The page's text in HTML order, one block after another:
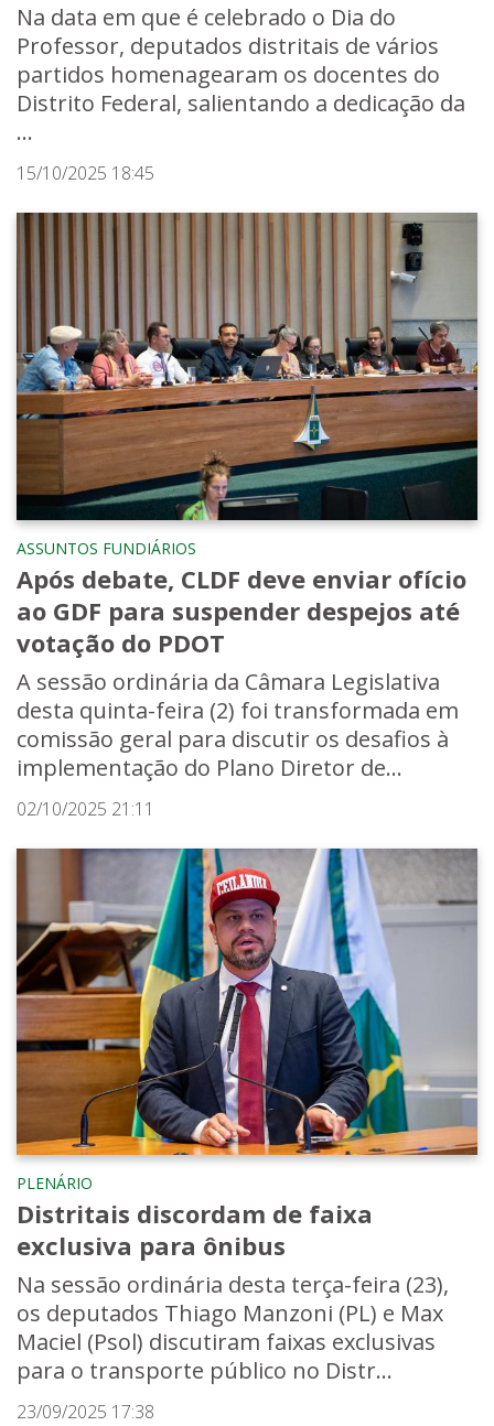
Na data em que é celebrado o Dia do
Professor, deputados distritais de vários
partidos homenagearam os docentes do
Distrito Federal, salientando a dedicação da
...
15/10/2025 18:45
ASSUNTOS FUNDIÁRIOS
Após debate, CLDF deve enviar ofício
ao GDF para suspender despejos até
votação do PDOT
A sessão ordinária da Câmara Legislativa
desta quinta-feira (2) foi transformada em
comissão geral para discutir os desafios à
implementação do Plano Diretor de...
02/10/2025 21:11
PLENÁRIO
Distritais discordam de faixa
exclusiva para ônibus
Na sessão ordinária desta terça-feira (23),
os deputados Thiago Manzoni (PL) e Max
Maciel (Psol) discutiram faixas exclusivas
para o transporte público no Distr...
23/09/2025 17:38